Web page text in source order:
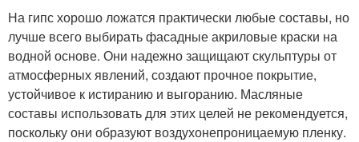
На гипс хорошо ложатся практически любые составы, но
лучше всего выбирать фасадные акриловые краски на
водной основе. Они надежно защищают скульптуры от
атмосферных явлений, создают прочное покрытие,
устойчивое к истиранию и выгоранию. Масляные
составы использовать для этих целей не рекомендуется,
поскольку они образуют воздухонепроницаемую пленку.